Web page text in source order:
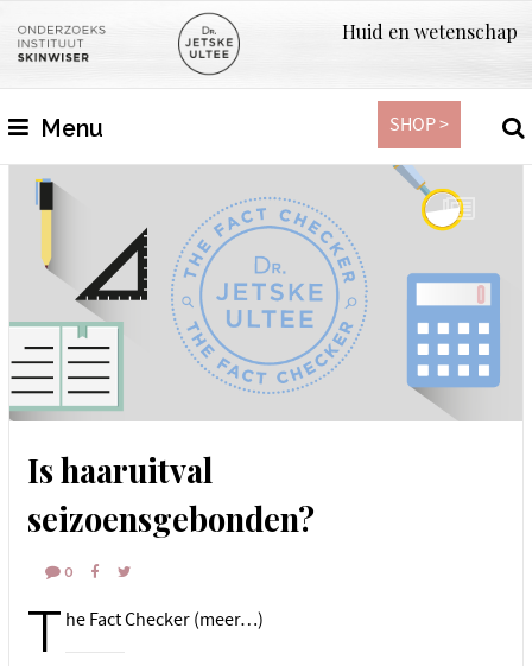
Huid en wetenschap
Menu SHOP >
Is haaruitval
seizoensgebonden?
0
T he Fact Checker (meer…)